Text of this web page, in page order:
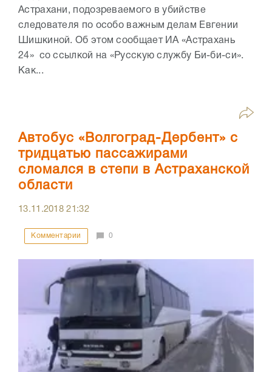
Астрахани, подозреваемого в убийстве
следователя по особо важным делам Евгении
Шишкиной. Об этом сообщает ИА «Астрахань
24» со ссылкой на «Русскую службу Би-би-си».
Как...
Автобус «Волгоград-Дербент» с
тридцатью пассажирами
сломался в степи в Астраханской
области
13.11.201821:32
Комментарии 0